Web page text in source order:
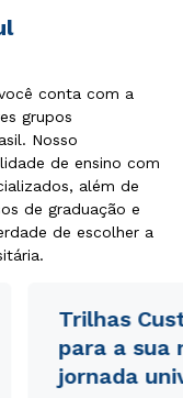
conta com a
grupos
Nosso
de ensino com
além de
de graduação e
de escolher a
Trilhas
para a sua
jornada
para o